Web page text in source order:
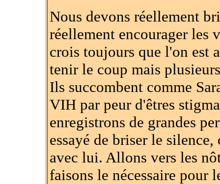
Nous devons réellement
réellement encourager les
crois toujours que l'on est
tenir le coup mais
Ils succombent comme
VIH par peur d'êtres
enregistrons de grandes
essayé de briser le
avec lui. Allons vers les
faisons le nécessaire pour